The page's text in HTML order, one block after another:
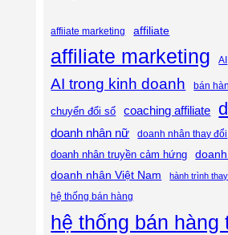
affiiate marketing affiliate
affiliate marketing AI
AI trong kinh doanh bán
chuyển đổi số coaching affiliate
doanh nhân nữ doanh nhân thay đổi
doanh nhân truyền cảm hứng
doanh nhân Việt Nam
hành trình
hệ thống bán hàng
hệ thống bán hàng